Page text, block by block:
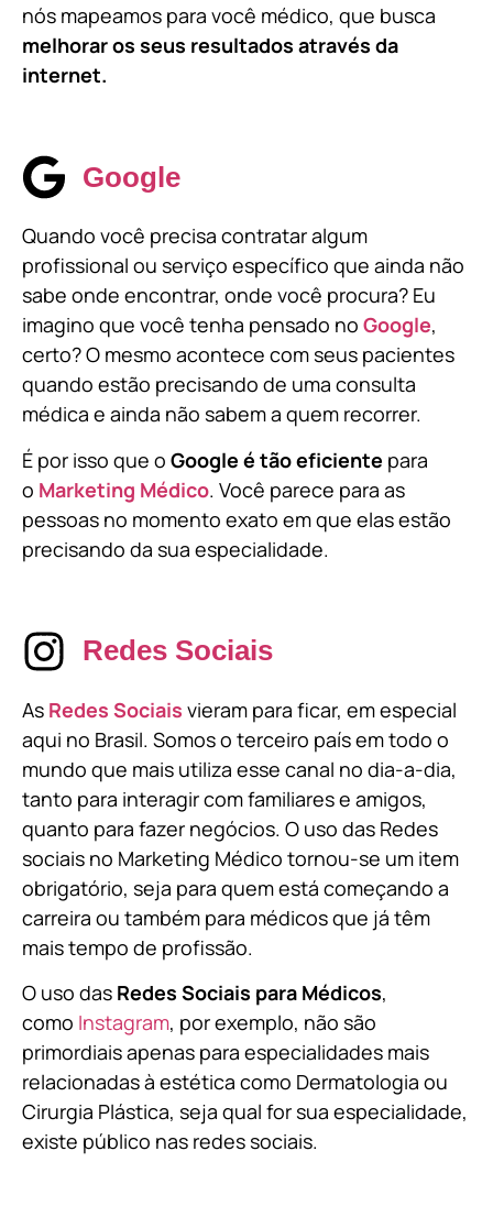
nós mapeamos para você médico, que busca
melhorar os seus resultados através da
internet.
Google
Quando você precisa contratar algum
profissional ou serviço específico que ainda não
sabe onde encontrar, onde você procura? Eu
imagino que você tenha pensado no Google,
certo? O mesmo acontece com seus pacientes
quando estão precisando de uma consulta
médica e ainda não sabem a quem recorrer.
É por isso que o Google é tão eficiente para
o Marketing Médico. Você parece para as
pessoas no momento exato em que elas estão
precisando da sua especialidade.
Redes Sociais
As Redes Sociais vieram para ficar, em especial
aqui no Brasil. Somos o terceiro país em todo o
mundo que mais utiliza esse canal no dia-a-dia,
tanto para interagir com familiares e amigos,
quanto para fazer negócios. O uso das Redes
sociais no Marketing Médico tornou-se um item
obrigatório, seja para quem está começando a
carreira ou também para médicos que já têm
mais tempo de profissão.
O uso das Redes Sociais para Médicos,
como Instagram, por exemplo, não são
primordiais apenas para especialidades mais
relacionadas à estética como Dermatologia ou
Cirurgia Plástica, seja qual for sua especialidade,
existe público nas redes sociais.